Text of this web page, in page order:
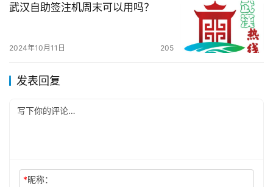
武汉自助签注机周末可以用吗？
2024年10月11日 205
发表回复
*昵称：